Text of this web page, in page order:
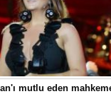
mutlu eden